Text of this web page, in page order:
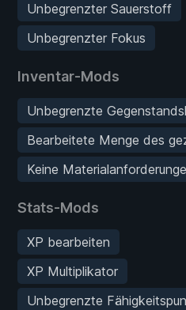
Unbegrenzter Sauerstoff
Unbegrenzter Fokus
Inventar-Mods
Unbegrenzte
Bearbeitete Menge des
Keine
Stats-Mods
XP bearbeiten
XP Multiplikator
Unbegrenzte